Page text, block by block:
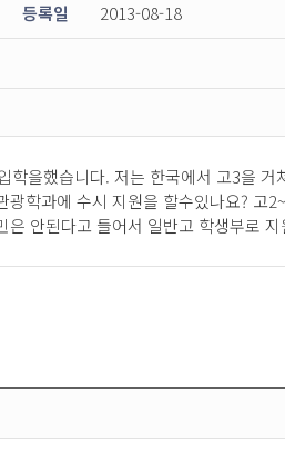
등록일 2013-08-18
을했습니다. 저는 한국에서 고3을
학과에 수시 지원을 할수있나요? 고
안된다고 들어서 일반고 학생부로